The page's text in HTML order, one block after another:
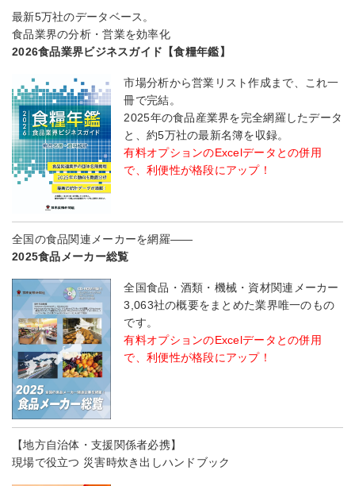
最新5万社のデータベース。
食品業界の分析・営業を効率化
2026食品業界ビジネスガイド【食糧年鑑】
市場分析から営業リスト作成まで、これ一
冊で完結。
2025年の食品産業界を完全網羅したデータ
と、約5万社の最新名簿を収録。
有料オプションのExcelデータとの併用
で、利便性が格段にアップ！
全国の食品関連メーカーを網羅――
2025食品メーカー総覧
全国食品・酒類・機械・資材関連メーカー
3,063社の概要をまとめた業界唯一のもの
です。
有料オプションのExcelデータとの併用
で、利便性が格段にアップ！
【地方自治体・支援関係者必携】
現場で役立つ 災害時炊き出しハンドブック